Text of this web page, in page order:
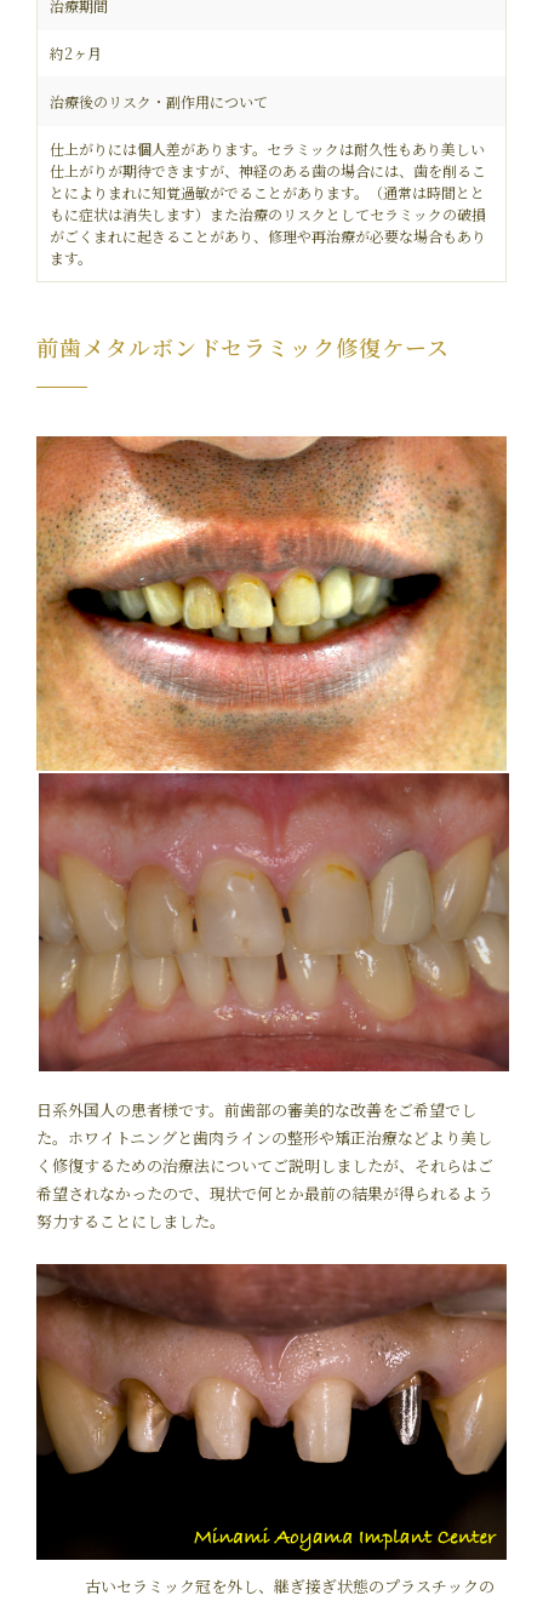
治療期間
約2ヶ月
治療後のリスク・副作用について
仕上がりには個人差があります。セラミックは耐久性もあり美しい
仕上がりが期待できますが、神経のある歯の場合には、歯を削るこ
とによりまれに知覚過敏がでることがあります。（通常は時間とと
もに症状は消失します）また治療のリスクとしてセラミックの破損
がごくまれに起きることがあり、修理や再治療が必要な場合もあり
ます。
前歯メタルボンドセラミック修復ケース
日系外国人の患者様です。前歯部の審美的な改善をご希望でし
た。ホワイトニングと歯肉ラインの整形や矯正治療などより美し
く修復するための治療法についてご説明しましたが、それらはご
希望されなかったので、現状で何とか最前の結果が得られるよう
努力することにしました。
古いセラミック冠を外し、継ぎ接ぎ状態のプラスチックの